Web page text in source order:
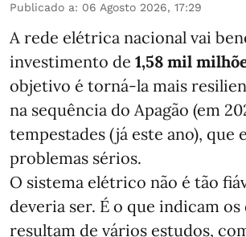
Publicado a: 06 Agosto 2026, 17:29
A rede elétrica nacional vai
investimento de 1,58 mil
objetivo é torná-la mais
na sequência do Apagão (em
tempestades (já este ano), que
problemas sérios.
O sistema elétrico não é tão
deveria ser. É o que indicam os
resultam de vários estudos,